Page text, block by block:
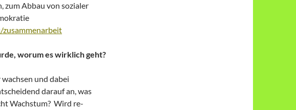
zum Abbau von sozialer
worum es wirklich geht?
und dabei
darauf an, was
Wachstum? Wird re-